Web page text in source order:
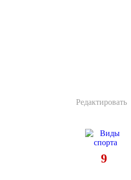
Редактировать
9